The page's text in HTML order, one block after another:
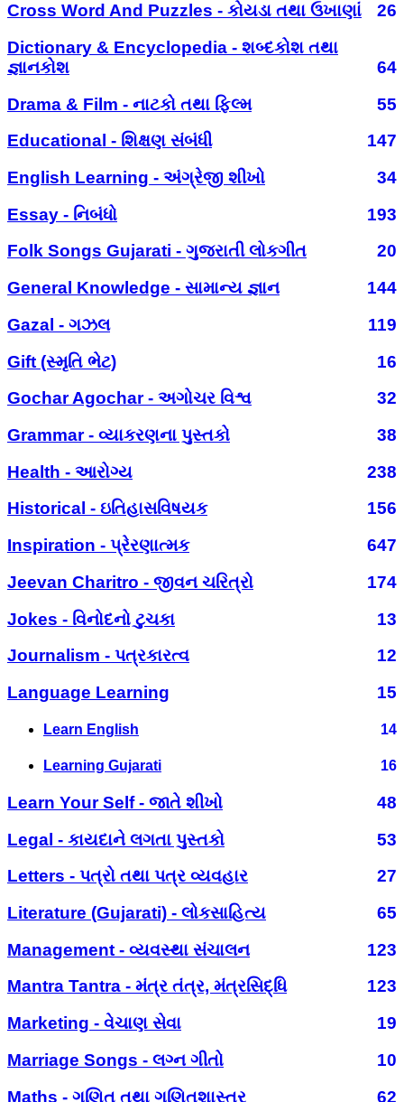
Cross Word And Puzzles - કોયડા તથા ઉખાણાં
26
Dictionary & Encyclopedia - શબ્દકોશ તથા
જ્ઞાનકોશ
64
Drama & Film - નાટકો તથા ફિલ્મ
55
Educational - શિક્ષણ સંબંધી
147
English Learning - અંગ્રેજી શીખો
34
Essay - નિબંધો
193
Folk Songs Gujarati - ગુજરાતી લોકગીત
20
General Knowledge - સામાન્ય જ્ઞાન
144
Gazal - ગઝલ
119
Gift (સ્મૃતિ ભેટ)
16
Gochar Agochar - અગોચર વિશ્વ
32
Grammar - વ્યાકરણના પુસ્તકો
38
Health - આરોગ્ય
238
Historical - ઇતિહાસવિષયક
156
Inspiration - પ્રેરણાત્મક
647
Jeevan Charitro - જીવન ચરિત્રો
174
Jokes - વિનોદનો ટુચકા
13
Journalism - પત્રકારત્વ
12
Language Learning
15
Learn English 14
Learning Gujarati 16
Learn Your Self - જાતે શીખો
48
Legal - કાયદાને લગતા પુસ્તકો
53
Letters - પત્રો તથા પત્ર વ્યવહાર
27
Literature (Gujarati) - લોકસાહિત્ય
65
Management - વ્યવસ્થા સંચાલન
123
Mantra Tantra - મંત્ર તંત્ર, મંત્રસિદ્ધિ
123
Marketing - વેચાણ સેવા
19
Marriage Songs - લગ્ન ગીતો
10
Maths - ગણિત તથા ગણિતશાસ્ત્ર
62